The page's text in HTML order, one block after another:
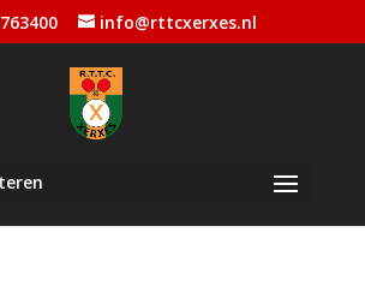
info@rttcxerxes.nl